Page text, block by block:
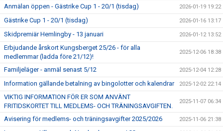
Anmälan öppen - Gästrike Cup 1 - 20/1 (tisdag) 2026-01-19 19:22
Gästrike Cup 1 - 20/1 (tisdag) 2026-01-16 13:17
Skidpremiär Hemlingby - 13 januari 2026-01-12 13:52
Erbjudande årskort Kungsberget 25/26 - för alla
medlemmar (ladda före 21/12)!
2025-12-06 18:38
Familjeläger - anmäl senast 5/12 2025-12-04 12:28
Information gällande betalning av bingolotter och kalendrar 2025-12-02 22:14
VIKTIG INFORMATION FÖR ER SOM ANVÄNT
FRITIDSKORTET TILL MEDLEMS- OCH TRÄNINGSAVGIFTEN.
2025-11-07 06:34
Avisering för medlems- och träningsavgifter 2025/2026 2025-11-06 21:38